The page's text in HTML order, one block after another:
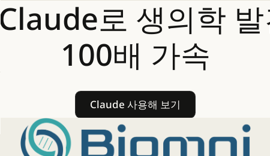
Claude로 생의학
100배 가속
Claude 사용해 보기
Claude 사용해 보기